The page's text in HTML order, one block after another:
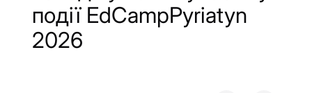
події EdCampPyriatyn
2026